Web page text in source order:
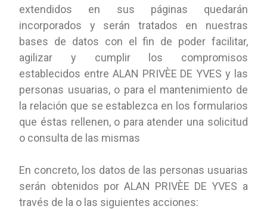
extendidos en sus páginas quedarán
incorporados y serán tratados en nuestras
bases de datos con el fin de poder facilitar,
agilizar y cumplir los compromisos
establecidos entre ALAN PRIVÈE DE YVES y las
personas usuarias, o para el mantenimiento de
la relación que se establezca en los formularios
que éstas rellenen, o para atender una solicitud
o consulta de las mismas
En concreto, los datos de las personas usuarias
serán obtenidos por ALAN PRIVÈE DE YVES a
través de la o las siguientes acciones: